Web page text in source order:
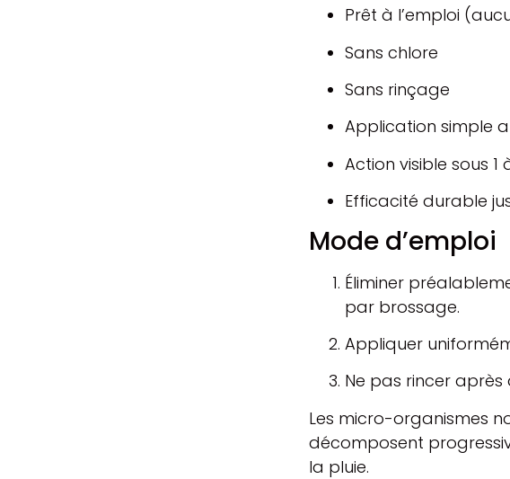
Prêt à l’emploi
Sans chlore
Sans rinçage
Application simple
Action visible sous 1
Efficacité durable
Mode d’emploi
Éliminer
par brossage.
Appliquer
Ne pas rincer
Les micro-organismes
décomposent
la pluie.